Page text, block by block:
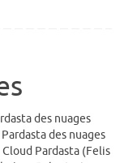
des nuages
Pardasta des nuages
Cloud Pardasta (Felis